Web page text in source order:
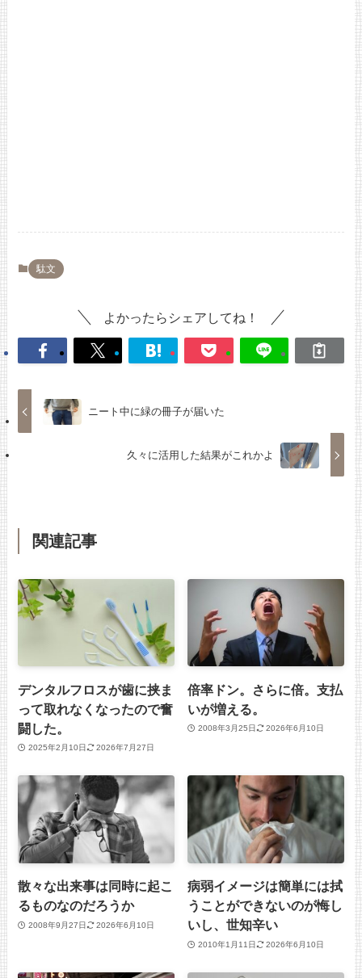
駄文
よかったらシェアしてね！
ニート中に緑の冊子が届いた
久々に活用した結果がこれかよ
関連記事
デンタルフロスが歯に挟ま
って取れなくなったので奮
闘した。
2025年2月10日 2026年7月27日
倍率ドン。さらに倍。支払
いが増える。
2008年3月25日 2026年6月10日
散々な出来事は同時に起こ
るものなのだろうか
2008年9月27日 2026年6月10日
病弱イメージは簡単には拭
うことができないのが悔し
いし、世知辛い
2010年1月11日 2026年6月10日